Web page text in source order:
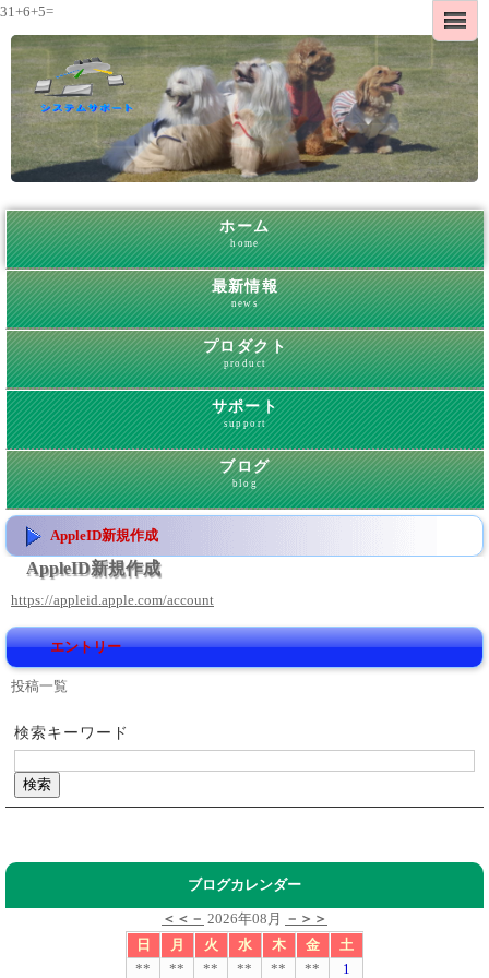
31+6+5=
ホーム
home
最新情報
news
プロダクト
product
サポート
support
ブログ
blog
AppleID新規作成
AppleID新規作成
https://appleid.apple.com/account
エントリー
投稿一覧
検索キーワード
ブログカレンダー
＜＜－ 2026年08月
－＞＞
日
月 火 水 木 金
土
**
** ** ** ** ** 1